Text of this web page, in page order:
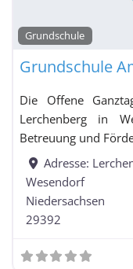
Grundschulzweig
Kolleg
Gesamtschule
Kooperative
Grundschule
Grundschule
Die Offene
Lerchenberg in
Betreuung und
Adresse:
Wesendorf
Niedersachsen
29392